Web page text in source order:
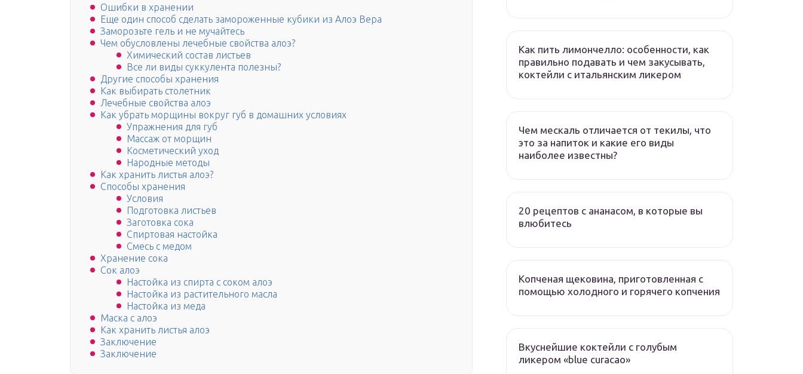
Ошибки в хранении
Еще один способ сделать замороженные кубики из Алоэ Вера
Заморозьте гель и не мучайтесь
Чем обусловлены лечебные свойства алоэ?
Химический состав листьев
Все ли виды суккулента полезны?
Другие способы хранения
Как выбирать столетник
Лечебные свойства алоэ
Как убрать морщины вокруг губ в домашних условиях
Упражнения для губ
Массаж от морщин
Косметический уход
Народные методы
Как хранить листья алоэ?
Способы хранения
Условия
Подготовка листьев
Заготовка сока
Спиртовая настойка
Смесь с медом
Хранение сока
Сок алоэ
Настойка из спирта с соком алоэ
Настойка из растительного масла
Настойка из меда
Маска с алоэ
Как хранить листья алоэ
Заключение
Заключение
Как пить лимончелло: особенности, как
правильно подавать и чем закусывать,
коктейли с итальянским ликером
Чем мескаль отличается от текилы, что
это за напиток и какие его виды
наиболее известны?
20 рецептов с ананасом, в которые вы
влюбитесь
Копченая щековина, приготовленная с
помощью холодного и горячего копчения
Вкуснейшие коктейли с голубым
ликером «blue curacao»